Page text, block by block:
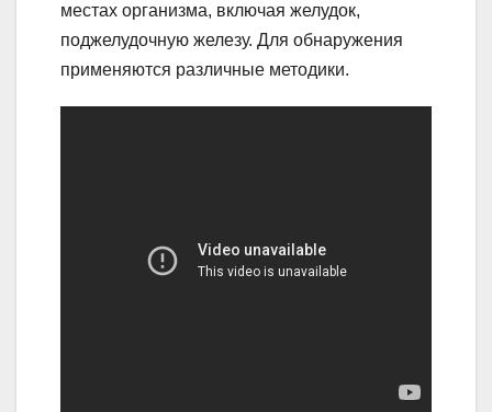
местах организма, включая желудок,
поджелудочную железу. Для обнаружения
применяются различные методики.